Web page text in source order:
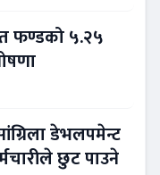
फण्डको ५.२५
डेभलपमेन्ट
छुट पाउने